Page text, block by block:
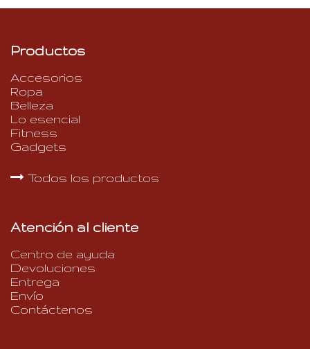
Productos
Accesorios
Ropa
Belleza
Lo esencial
Fitness
Gadgets
Todos los productos
Atención al cliente
Centro de ayuda
Devoluciones
Entrega
Envío
Contáctenos